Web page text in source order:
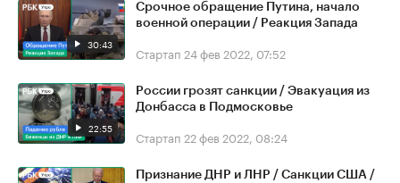
30:43
Срочное обращение Путина, начало
военной операции / Реакция Запада
Стартап 24 фев 2022, 07:52
22:55
России грозят санкции / Эвакуация из
Донбасса в Подмосковье
Стартап 22 фев 2022, 08:24
Признание ДНР и ЛНР / Санкции США /